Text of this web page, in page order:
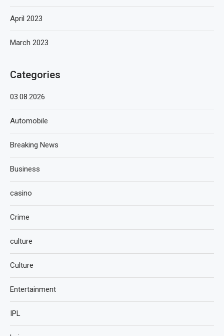
April 2023
March 2023
Categories
03.08.2026
Automobile
Breaking News
Business
casino
Crime
culture
Culture
Entertainment
IPL